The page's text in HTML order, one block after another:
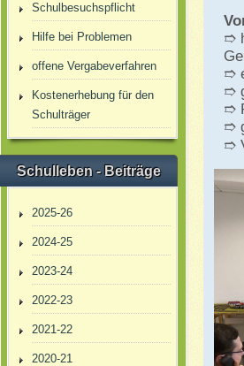
Schulbesuchspflicht
Hilfe bei Problemen
offene Vergabeverfahren
Kostenerhebung für den
Schulträger
Schulleben - Beiträge
2025-26
2024-25
2023-24
2022-23
2021-22
2020-21
➱
➱
➱
➱
➱
➱